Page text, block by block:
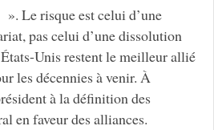
». Le risque est celui d’une
pas celui d’une dissolution
Unis restent le meilleur allié
les décennies à venir. À
à la définition des
en faveur des alliances.